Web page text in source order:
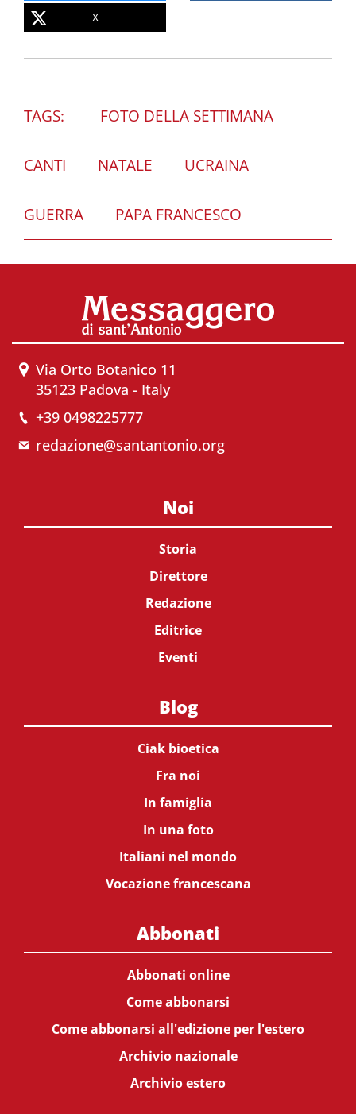
X
TAGS: FOTO DELLA SETTIMANA
CANTI NATALE UCRAINA
GUERRA PAPA FRANCESCO
Via Orto Botanico 11
35123 Padova - Italy
+39 0498225777
redazione@santantonio.org
Noi
Storia
Direttore
Redazione
Editrice
Eventi
Blog
Ciak bioetica
Fra noi
In famiglia
In una foto
Italiani nel mondo
Vocazione francescana
Abbonati
Abbonati online
Come abbonarsi
Come abbonarsi all'edizione per l'estero
Archivio nazionale
Archivio estero